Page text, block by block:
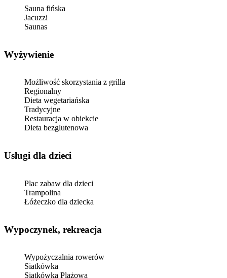
Sauna fińska
Jacuzzi
Saunas
Wyżywienie
Możliwość skorzystania z grilla
Regionalny
Dieta wegetariańska
Tradycyjne
Restauracja w obiekcie
Dieta bezglutenowa
usługi dla dzieci
Plac zabaw dla dzieci
Trampolina
Łóżeczko dla dziecka
Wypoczynek, rekreacja
Wypożyczalnia rowerów
Siatkówka
Siatkówka Plażowa